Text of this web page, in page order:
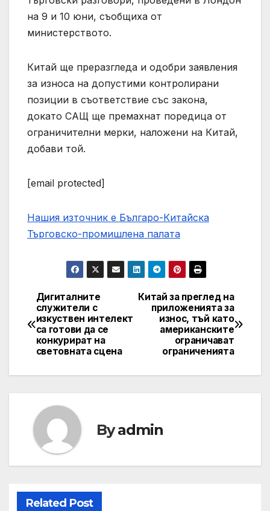
на 9 и 10 юни, съобщиха от
министерството.
Китай ще преразгледа и одобри заявления
за износа на допустими контролирани
позиции в съответствие със закона,
докато САЩ ще премахнат поредица от
ограничителни мерки, наложени на Китай,
добави той.
[email protected]
Нашия източник е Българо-Китайска
Търговско-промишлена палaта
Post
navigation
Китай за преглед на
приложенията за
износ, тъй като
американските
ограничават
ограниченията
Дигиталните
служители с
изкуствен интелект
са готови да се
конкурират на
световната сцена
Byadmin
Related Post